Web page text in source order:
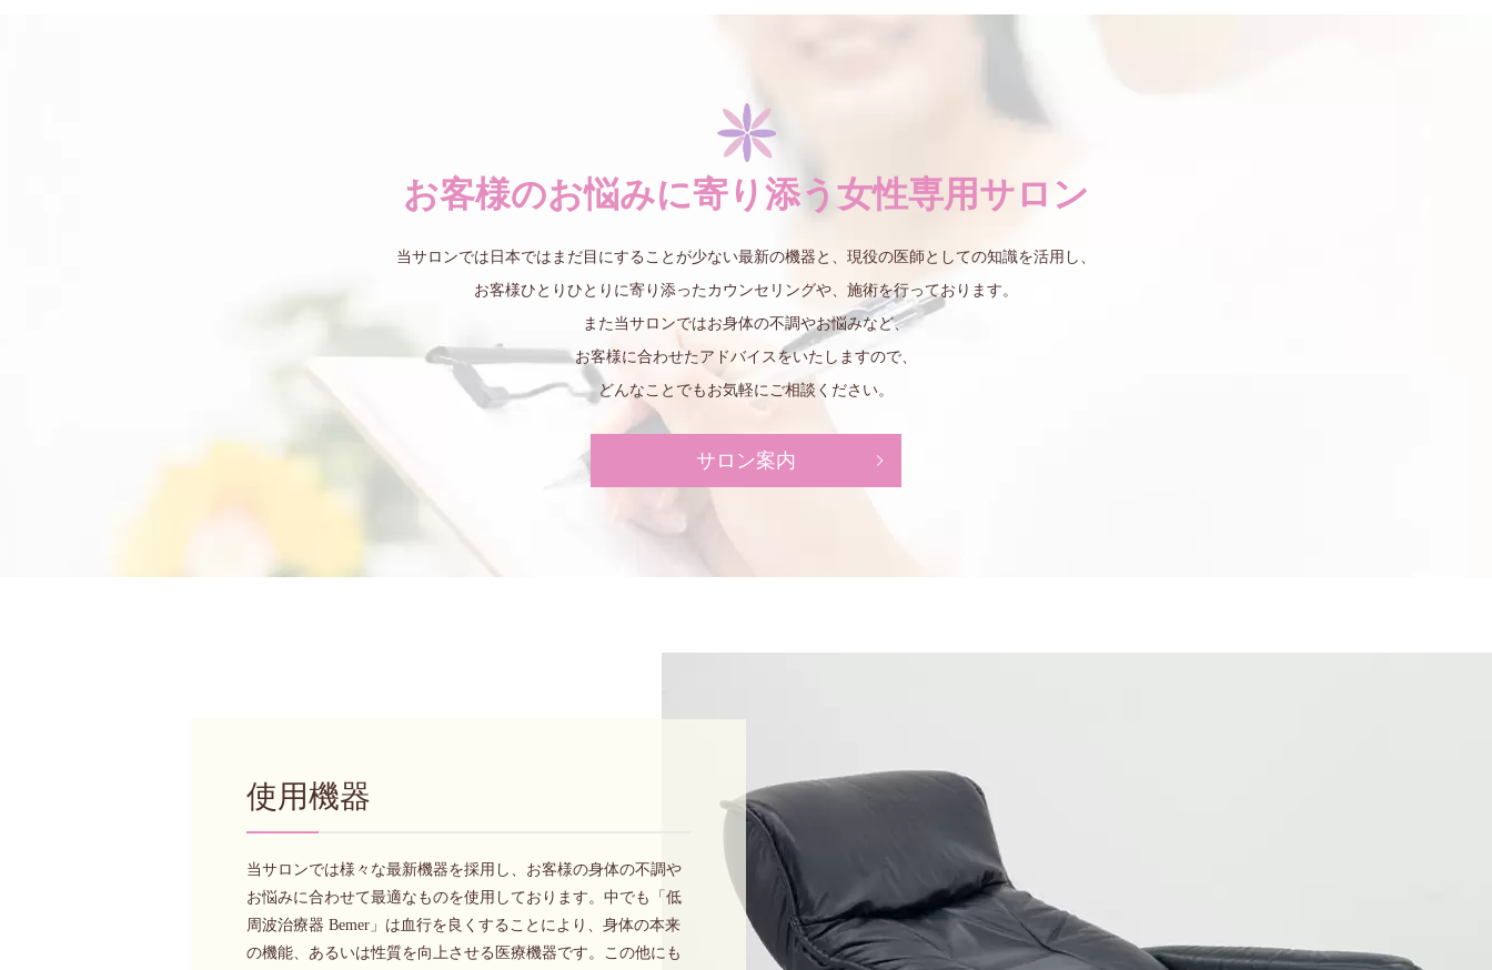
お客様のお悩みに寄り添う 女性専用サロン
当サロンでは日本ではまだ目にすることが少ない最新の機器と、現役の医師としての知識を活用し、
お客様ひとりひとりに寄り添ったカウンセリングや、施術を行っております。
また当サロンではお身体の不調やお悩みなど、
お客様に合わせたアドバイスをいたしますので、
どんなことでもお気軽にご相談ください。
サロン案内
使用機器
当サロンでは様々な最新機器を採用し、お客様の身体の不調や
お悩みに合わせて最適なものを使用しております。中でも「低
周波治療器 Bemer」は血行を良くすることにより、身体の本来
の機能、あるいは性質を向上させる医療機器です。この他にも